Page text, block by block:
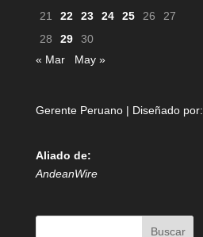
21
22 23 24 25 26
27
28
29
30
« Mar
May »
Gerente Peruano | Diseñado por:
Aliado de:
AndeanWire